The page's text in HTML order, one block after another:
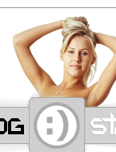
————————